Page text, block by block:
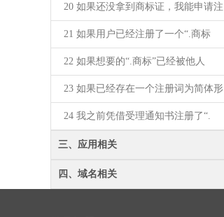
20 如果还没拿到商标证，我能申请注
21 如果用户已经注册了一个“.商标
22 如果想要的“.商标”已经被他人
23 如果已经存在一个注册词为简体形
24 我之前凭借受理通知书注册了“.
三、应用相关
四、域名相关